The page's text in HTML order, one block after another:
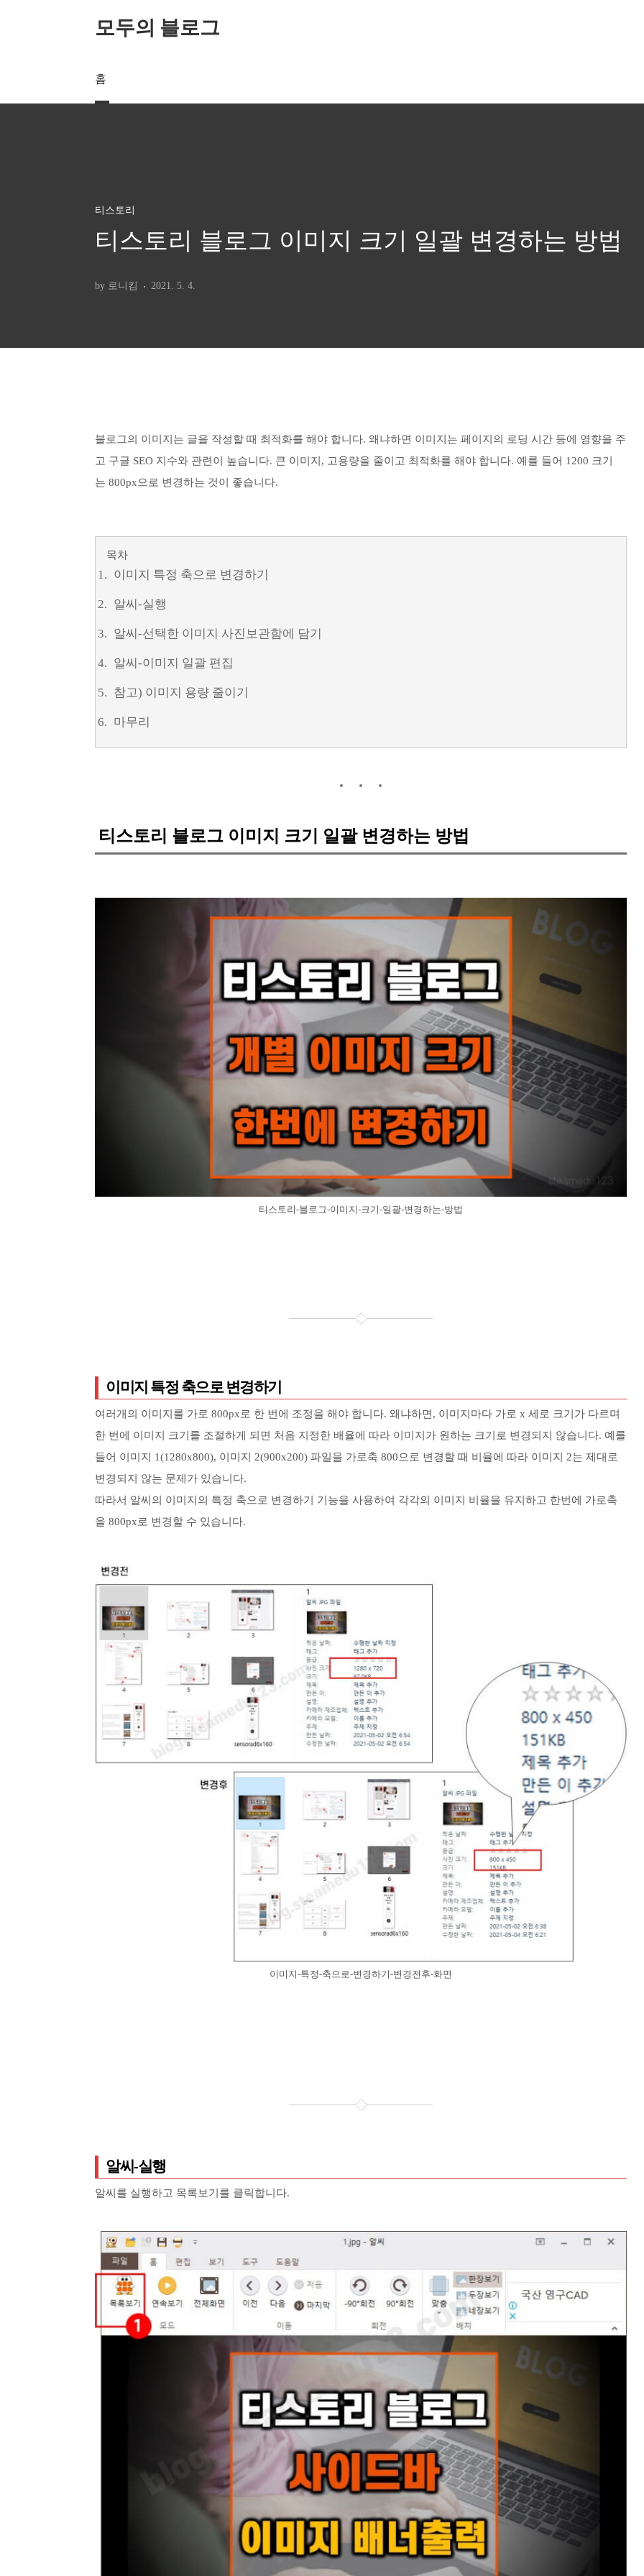
모두의 블로그
홈
티스토리
티스토리 블로그 이미지 크기 일괄 변경하는 방법
by 로니킴 2021. 5. 4.
블로그의 이미지는 글을 작성할 때 최적화를 해야 합니다. 왜냐하면 이미지는 페이지의 로딩 시간 등에 영향을 주
고 구글 SEO 지수와 관련이 높습니다. 큰 이미지, 고용량을 줄이고 최적화를 해야 합니다. 예를 들어 1200 크기
는 800px으로 변경하는 것이 좋습니다.
목차
이미지 특정 축으로 변경하기
알씨-실행
알씨-선택한 이미지 사진보관함에 담기
알씨-이미지 일괄 편집
참고) 이미지 용량 줄이기
마무리
티스토리 블로그 이미지 크기 일괄 변경하는 방법
티스토리-블로그-이미지-크기-일괄-변경하는-방법
이미지 특정 축으로 변경하기
여러개의 이미지를 가로 800px로 한 번에 조정을 해야 합니다. 왜냐하면, 이미지마다 가로 x 세로 크기가 다르며
한 번에 이미지 크기를 조절하게 되면 처음 지정한 배율에 따라 이미지가 원하는 크기로 변경되지 않습니다. 예를
들어 이미지 1(1280x800), 이미지 2(900x200) 파일을 가로축 800으로 변경할 때 비율에 따라 이미지 2는 제대로
변경되지 않는 문제가 있습니다.
따라서 알씨의 이미지의 특정 축으로 변경하기 기능을 사용하여 각각의 이미지 비율을 유지하고 한번에 가로축
을 800px로 변경할 수 있습니다.
이미지-특정-축으로-변경하기-변경전후-화면
알씨-실행
알씨를 실행하고 목록보기를 클릭합니다.